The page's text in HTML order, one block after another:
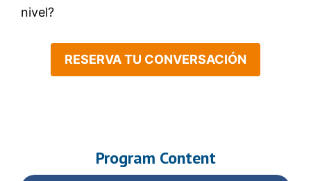
nivel?
RESERVA TU CONVERSACIÓN
Program Content